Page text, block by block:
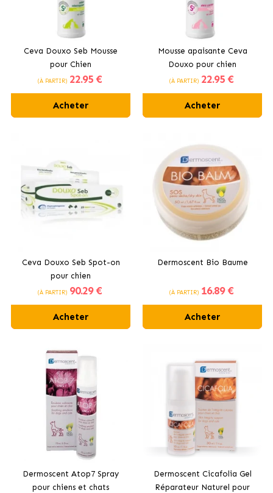
Ceva Douxo Seb Mousse
pour Chien
(À PARTIR) 22.95 €
Acheter
Mousse apaisante Ceva
Douxo pour chien
(À PARTIR) 22.95 €
Acheter
Ceva Douxo Seb Spot-on
pour chien
(À PARTIR) 90.29 €
Acheter
Dermoscent Bio Baume
(À PARTIR) 16.89 €
Acheter
Dermoscent Atop7 Spray
pour chiens et chats
Dermoscent Cicafolia Gel
Réparateur Naturel pour